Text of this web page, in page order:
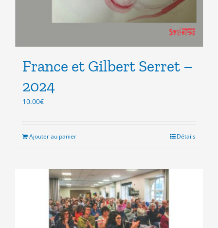
France et Gilbert Serret –
2024
10.00€
Ajouter au panier Détails